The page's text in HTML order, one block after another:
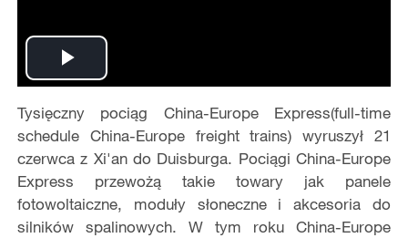
Play
Video
Tysięczny pociąg China-Europe Express(full-time
schedule China-Europe freight trains) wyruszył 21
czerwca z Xi'an do Duisburga. Pociągi China-Europe
Express przewożą takie towary jak panele
fotowoltaiczne, moduły słoneczne i akcesoria do
silników spalinowych. W tym roku China-Europe